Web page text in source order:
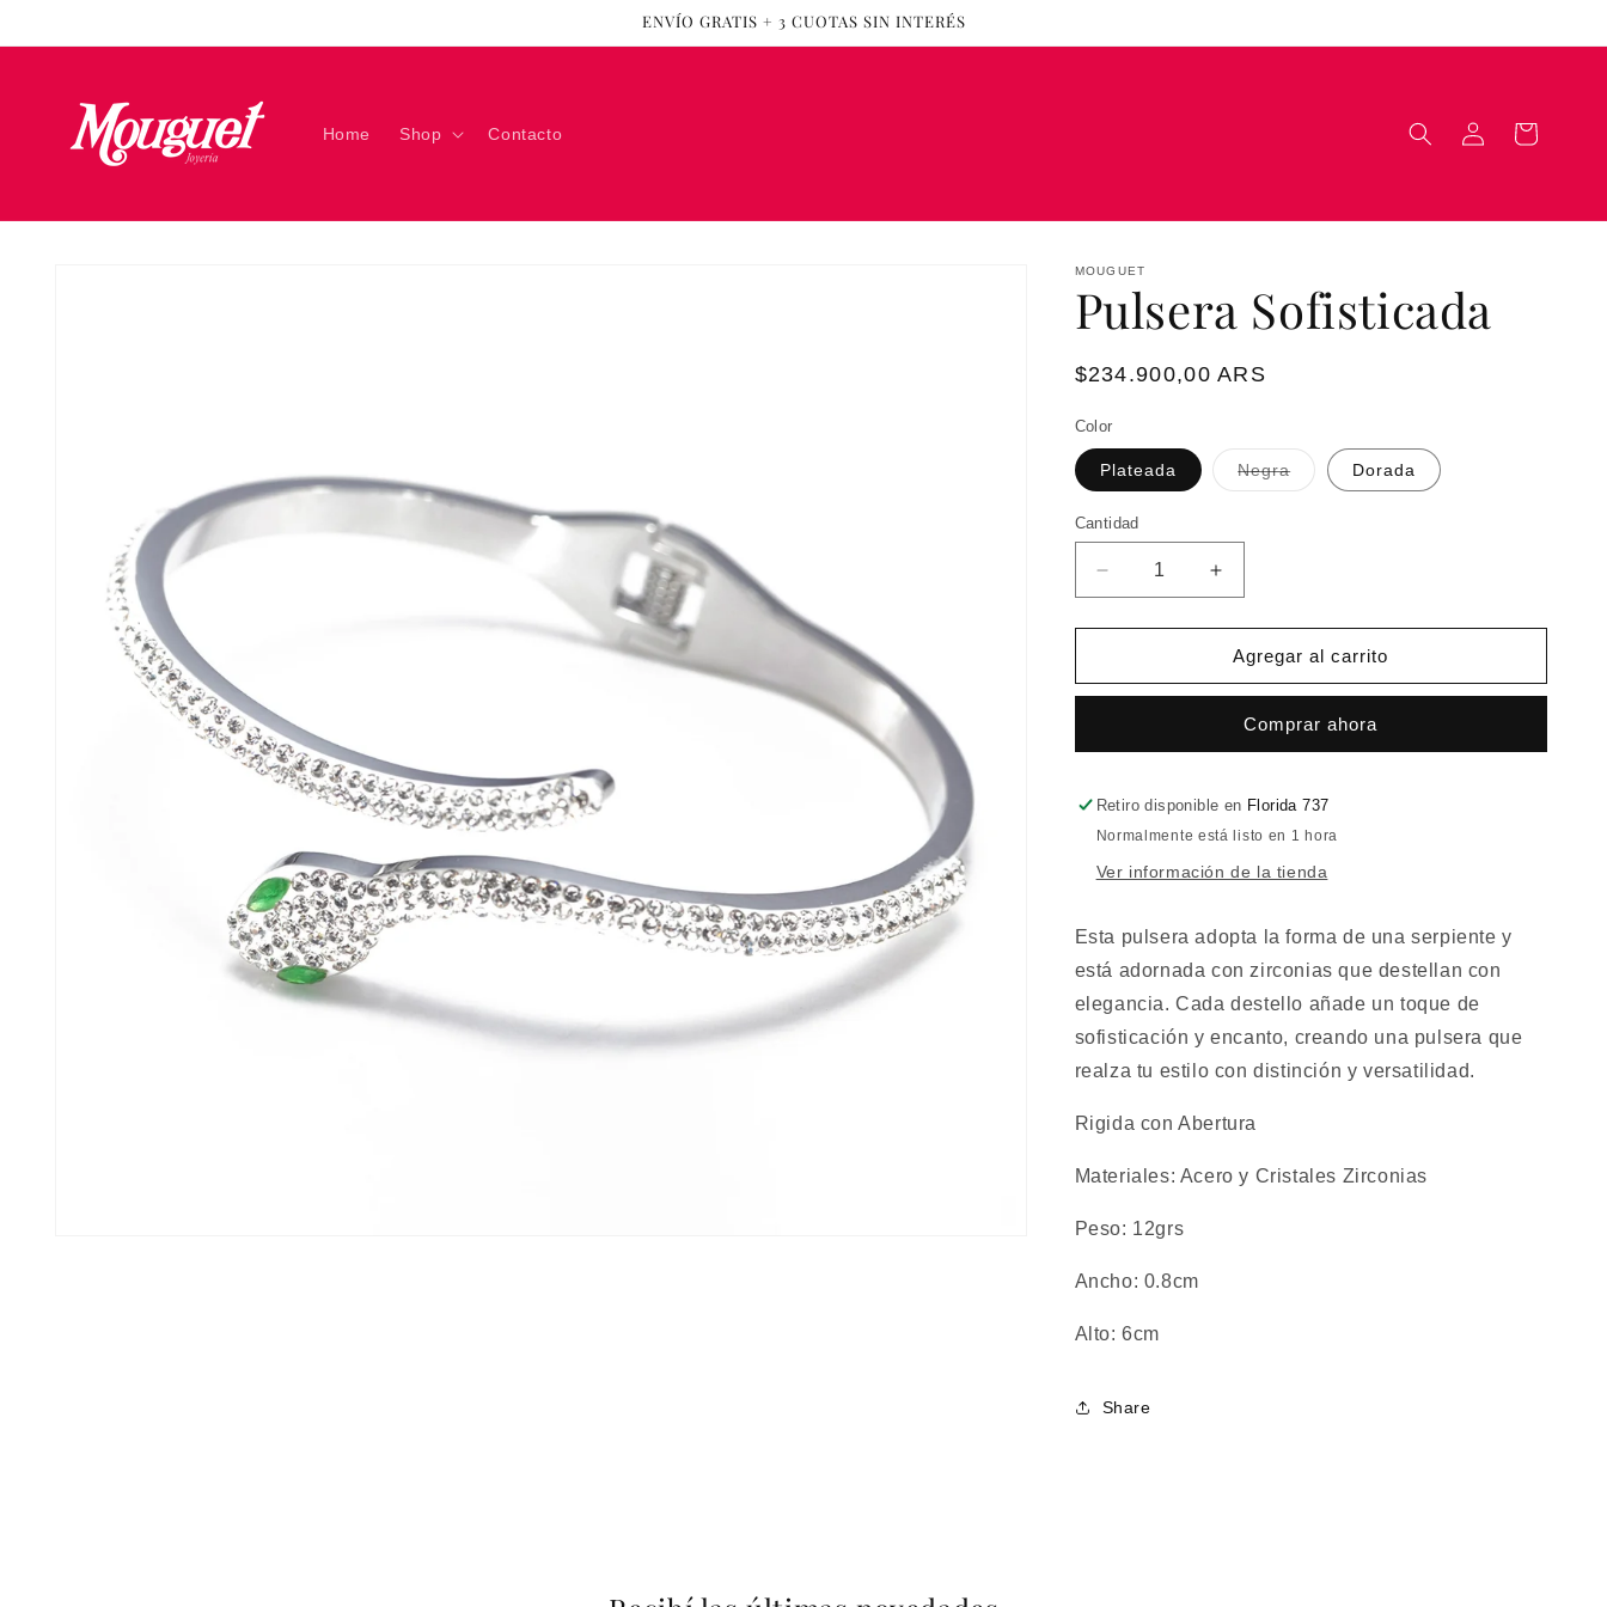
al contenido
ENVÍO GRATIS + 3 CUOTAS SIN INTERÉS
Home Shop Contacto
sesión
Carrito
MOUGUET
Pulsera Sofisticada
Precio
$234.900,00 ARS
Color
Plateada NegraVariante
agotada
Dorada
Cantidad
Reducir
cantidad
para
Sofisticada
Aumentar
cantidad
para
Pulsera
Sofisticada
Agregar al carrito
Comprar ahora
Retiro disponible en Florida 737
Normalmente está listo en 1 hora
Ver información de la tienda
Esta pulsera adopta la forma de una serpiente y
está adornada con zirconias que destellan con
elegancia. Cada destello añade un toque de
sofisticación y encanto, creando una pulsera que
realza tu estilo con distinción y versatilidad.
Rigida con Abertura
Materiales: Acero y Cristales Zirconias
Peso: 12grs
Ancho: 0.8cm
Alto: 6cm
Share